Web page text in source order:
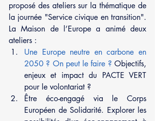
proposé des ateliers sur la thématique de
la journée "Service civique en transition".
La Maison de l’Europe a animé deux
ateliers :
Une Europe neutre en carbone en
2050 ? On peut le faire ? Objectifs,
enjeux et impact du PACTE VERT
pour le volontariat ?
Être éco-engagé via le Corps
Européen de Solidarité. Explorer les